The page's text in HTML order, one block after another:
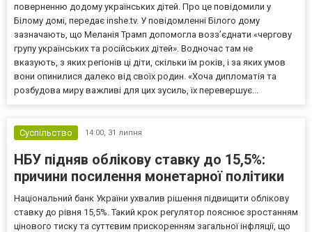
поверненню додому українських дітей. Про це повідомили у
Білому домі, передає inshe.tv. У повідомленні Білого дому
зазначають, що Меланія Трамп допомогла возз’єднати «чергову
групу українських та російських дітей». Водночас там не
вказують, з яких регіонів ці діти, скільки їм років, і за яких умов
вони опинилися далеко від своїх родин. «Хоча дипломатія та
розбудова миру важливі для цих зусиль, їх перевершує...
Суспільство 14:00, 31 липня
НБУ підняв облікову ставку до 15,5%:
причини посилення монетарної політики
Національний банк України ухвалив рішення підвищити облікову
ставку до рівня 15,5%. Такий крок регулятор пояснює зростанням
цінового тиску та суттєвим прискоренням загальної інфляції, що